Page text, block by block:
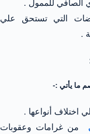
التي تستحق علي
.
ما يأتي :-
من غرامات وعقوبات